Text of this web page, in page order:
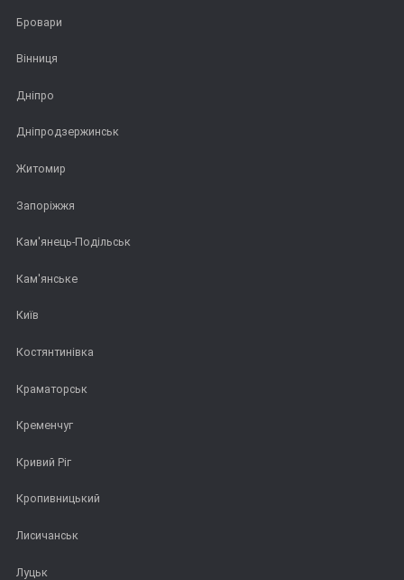
Бровари
Вінниця
Дніпро
Дніпродзержинськ
Житомир
Запоріжжя
Кам'янець-Подільськ
Кам'янське
Київ
Костянтинівка
Краматорськ
Кременчуг
Кривий Ріг
Кропивницький
Лисичанськ
Луцьк